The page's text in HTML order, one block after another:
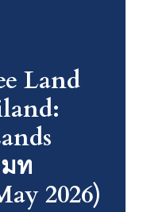
Land
ท
2026)